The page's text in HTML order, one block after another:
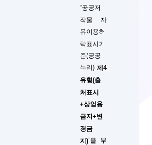
“공공저
작물 자
유이용허
락표시기
준(공공
누리) 제4
유형(출
처표시
+상업용
금지+변
경금
지)”을 부